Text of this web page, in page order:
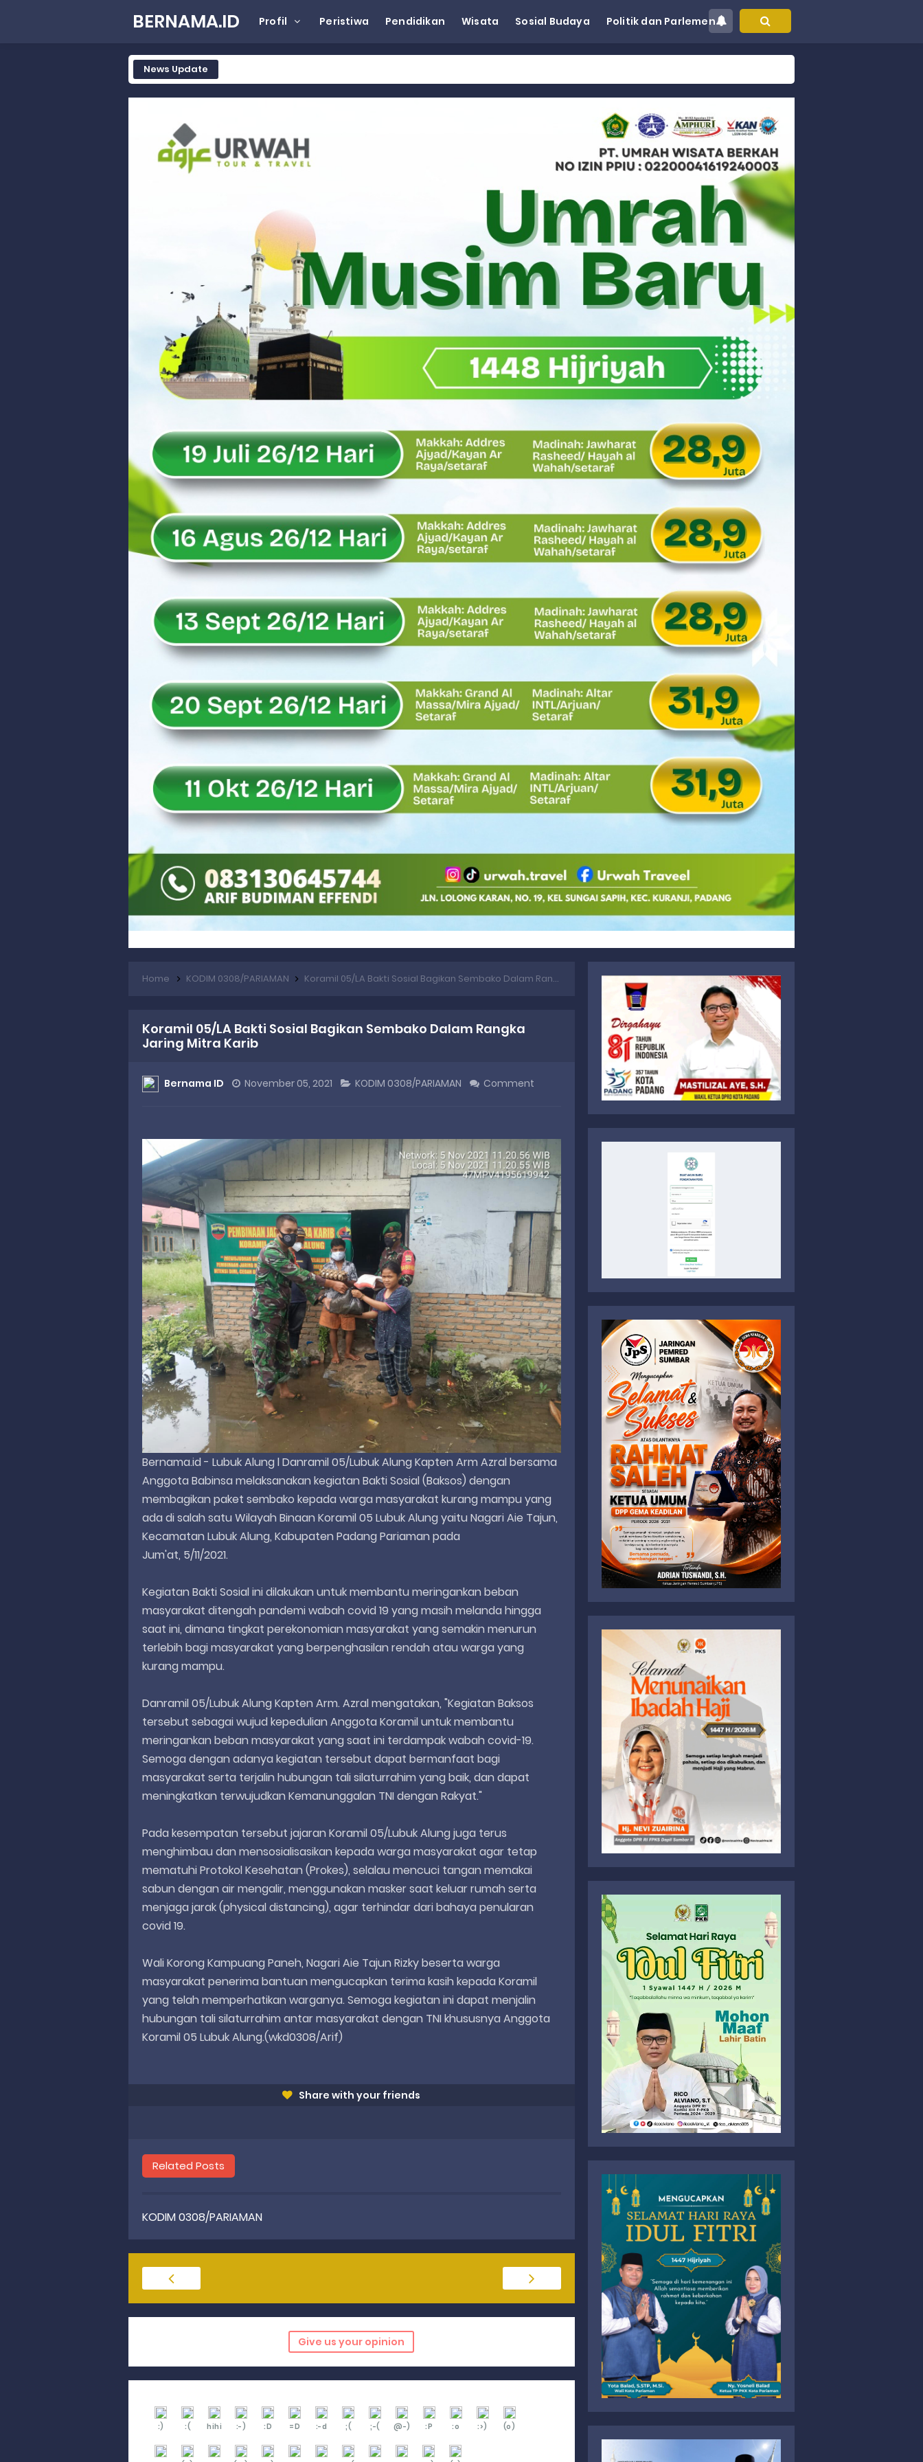
BERNAMA.ID Profil Peristiwa Pendidikan Wisata Sosial Budaya Politik dan Parlemen
News Update
RELIS KEJAKSAAN TINGGI SUMATERA BARAT
RELIS KEJAKSAAN TINGGI SUMATERA BARAT
Peringati Hari Koperasi ke-79, Wagub Sumbar Dorong Koperasi Jadi Motor Penggerak Ekonomi Rakyat
Dilantik sebagai Ketua Umum Gema Keadilan, Rahmat Saleh Ajak Anak Muda Jadi Pemimpin Bangsa
Bangunan Liar di Atas Aset PT KAI Diduga Dibiarkan, Publik Pertanyakan Ketegasan Penegakan Hukum
Gubernur Mahyeldi dan Menteri LH Bahas Penguatan Perhutanan Sosial, Pengelolaan Sampah, dan Perdagangan Karbon
Soal Isu Kejati Sumatera Barat Jemput Mahasiswa Paska Demo, Ini Bantahan Asintel Kejati Sumbar
Danrem 032/Wbr: Jadikan Pengabdian sebagai Ibadah kepada Tuhan Yang Maha Esa
Ini Penjelasan Kejaksaan Tinggi Sumatera Barat tentang Kasus Jembatan Sikabu Padang Pariaman
Danrem 032/Wbr Kunjungi Kodim 0311/Pesisir Selatan, Apresiasi Dedikasi Prajurit Dukung Pembangunan Nasional
Sita Uang Tunai Rp 3 M terkait Kasus Dermaga Labuhan Bajau di Mentawai, Ini Penjelasan Tim Penyidik Kejaksaan Tinggi Sumbar
Rahmat Saleh Sebut Langkah Dony Oskaria Audit 750 BUMN Momentum Perbaikan Tata Kelola
Rahmat Saleh Puji Kinerja Dony Oskaria, Laba BUMN Meningkat dan Transformasi Berjalan Tanpa PHK Massal
DANREM 032/WIRABRAJA RESMIKAN JEMBATAN BAILEY DI NAGARI SALAREH AIA TIMUR, WUJUD NYATA KEPEDULIAN TNI UNTUK MASYARAKAT
Danpusterad Resmi Tutup Program Bakti TNI AD Untuk Rakyat di Kabupaten Kepulauan Mentawai
IHSG Bangkit dan Rupiah Menguat, Rahmat Saleh Apresiasi Gerak Cepat Dasco
Tak Terbatas Dapil, Rahmat Saleh Dorong Penguatan Pertanian di Kabupaten Agam
Rahmat Saleh Komitmen Penguatan Kapasitas Dai dan Akademisi
Gelar Musdalub, Ini Tujuan Partai Demokrat Sumbar
Thursday, 6 August
Home KODIM 0308/PARIAMAN Koramil 05/LA Bakti Sosial Bagikan Sembako Dalam Rangka Jaring Mitra Karib
Koramil 05/LA Bakti Sosial Bagikan Sembako Dalam Rangka
Jaring Mitra Karib
Bernama ID November 05, 2021 KODIM 0308/PARIAMAN Comment
Bernama.id - Lubuk Alung l Danramil 05/Lubuk Alung Kapten Arm Azral bersama
Anggota Babinsa melaksanakan kegiatan Bakti Sosial (Baksos) dengan
membagikan paket sembako kepada warga masyarakat kurang mampu yang
ada di salah satu Wilayah Binaan Koramil 05 Lubuk Alung yaitu Nagari Aie Tajun,
Kecamatan Lubuk Alung, Kabupaten Padang Pariaman pada
Jum'at, 5/11/2021.
Kegiatan Bakti Sosial ini dilakukan untuk membantu meringankan beban
masyarakat ditengah pandemi wabah covid 19 yang masih melanda hingga
saat ini, dimana tingkat perekonomian masyarakat yang semakin menurun
terlebih bagi masyarakat yang berpenghasilan rendah atau warga yang
kurang mampu.
Danramil 05/Lubuk Alung Kapten Arm. Azral mengatakan, "Kegiatan Baksos
tersebut sebagai wujud kepedulian Anggota Koramil untuk membantu
meringankan beban masyarakat yang saat ini terdampak wabah covid-19.
Semoga dengan adanya kegiatan tersebut dapat bermanfaat bagi
masyarakat serta terjalin hubungan tali silaturrahim yang baik, dan dapat
meningkatkan terwujudkan Kemanunggalan TNI dengan Rakyat."
Pada kesempatan tersebut jajaran Koramil 05/Lubuk Alung juga terus
menghimbau dan mensosialisasikan kepada warga masyarakat agar tetap
mematuhi Protokol Kesehatan (Prokes), selalau mencuci tangan memakai
sabun dengan air mengalir, menggunakan masker saat keluar rumah serta
menjaga jarak (physical distancing), agar terhindar dari bahaya penularan
covid 19.
Wali Korong Kampuang Paneh, Nagari Aie Tajun Rizky beserta warga
masyarakat penerima bantuan mengucapkan terima kasih kepada Koramil
yang telah memperhatikan warganya. Semoga kegiatan ini dapat menjalin
hubungan tali silaturrahim antar masyarakat dengan TNI khususnya Anggota
Koramil 05 Lubuk Alung.(wkd0308/Arif)
Share with your friends
Related Posts
KODIM 0308/PARIAMAN
Give us your opinion
:) :( hihi :-) :D =D :-d ;( ;-( @-) :P :o :>) (o)